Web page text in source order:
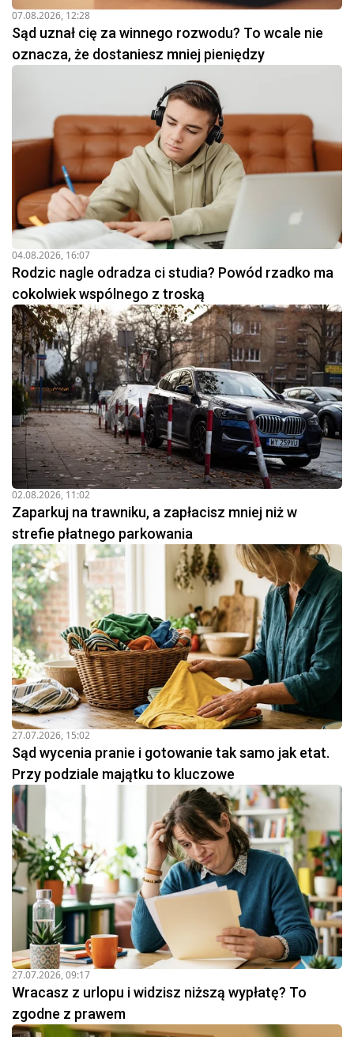
07.08.2026, 12:28
Sąd uznał cię za winnego rozwodu? To wcale nie
oznacza, że dostaniesz mniej pieniędzy
04.08.2026, 16:07
Rodzic nagle odradza ci studia? Powód rzadko ma
cokolwiek wspólnego z troską
02.08.2026, 11:02
Zaparkuj na trawniku, a zapłacisz mniej niż w
strefie płatnego parkowania
27.07.2026, 15:02
Sąd wycenia pranie i gotowanie tak samo jak etat.
Przy podziale majątku to kluczowe
27.07.2026, 09:17
Wracasz z urlopu i widzisz niższą wypłatę? To
zgodne z prawem